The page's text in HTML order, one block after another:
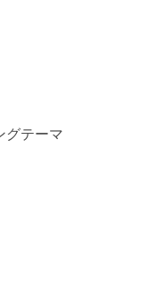
グテーマ